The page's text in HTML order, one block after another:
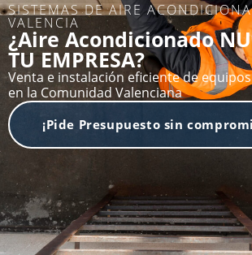
SISTEMAS DE AIRE
VALENCIA
¿Aire Acondicionado
TU EMPRESA?
Venta e instalación eficiente de
en la Comunidad Valenciana
¡Pide Presupuesto sin